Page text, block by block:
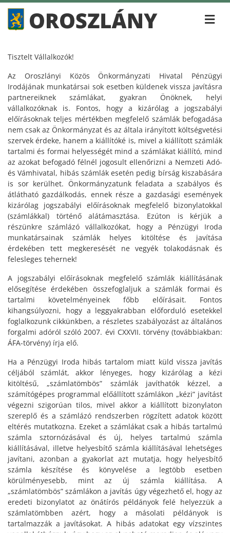
Tisztelt Vállalkozók!
Az Oroszlányi Közös Önkormányzati Hivatal Pénzügyi
Irodájának munkatársai sok esetben küldenek vissza javításra
partnereiknek számlákat, gyakran Önöknek, helyi
vállalkozóknak is. Fontos, hogy a kizárólag a jogszabályi
előírásoknak teljes mértékben megfelelő számlák befogadása
nem csak az Önkormányzat és az általa irányított költségvetési
szervek érdeke, hanem a kiállítóké is, mivel a kiállított számlák
tartalmi és formai helyességét mind a számlákat kiállító, mind
az azokat befogadó félnél jogosult ellenőrizni a Nemzeti Adó-
és Vámhivatal, hibás számlák esetén pedig bírság kiszabására
is sor kerülhet. Önkormányzatunk feladata a szabályos és
átlátható gazdálkodás, ennek része a gazdasági események
kizárólag jogszabályi előírásoknak megfelelő bizonylatokkal
(számlákkal) történő alátámasztása. Ezúton is kérjük a
részünkre számlázó vállalkozókat, hogy a Pénzügyi Iroda
munkatársainak számlák helyes kitöltése és javítása
érdekében tett megkeresését ne vegyék tolakodásnak és
felesleges tehernek!
A jogszabályi előírásoknak megfelelő számlák kiállításának
elősegítése érdekében összefoglaljuk a számlák formai és
tartalmi követelményeinek főbb előírásait. Fontos
kihangsúlyozni, hogy a leggyakrabban előforduló esetekkel
foglalkozunk cikkünkben, a részletes szabályozást az általános
forgalmi adóról szóló 2007. évi CXXVII. törvény (továbbiakban:
ÁFA-törvény) írja elő.
Ha a Pénzügyi Iroda hibás tartalom miatt küld vissza javítás
céljából számlát, akkor lényeges, hogy kizárólag a kézi
kitöltésű, „számlatömbös” számlák javíthatók kézzel, a
számítógépes programmal előállított számlákon „kézi” javítást
végezni szigorúan tilos, mivel akkor a kiállított bizonylaton
szereplő és a számlázó rendszerben rögzített adatok között
eltérés mutatkozna. Ezeket a számlákat csak a hibás tartalmú
számla sztornózásával és új, helyes tartalmú számla
kiállításával, illetve helyesbítő számla kiállításával lehetséges
javítani, azonban a gyakorlat azt mutatja, hogy helyesbítő
számla készítése és könyvelése a legtöbb esetben
körülményesebb, mint az új számla kiállítása. A
„számlatömbös” számlákon a javítás úgy végezhető el, hogy az
eredeti bizonylatot az önátírós példányok felé helyezzük a
számlatömbben azért, hogy a másolati példányok is
tartalmazzák a javításokat. A hibás adatokat egy vízszintes